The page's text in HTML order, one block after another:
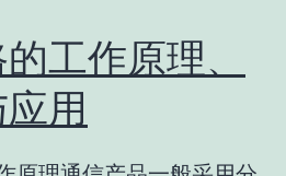
工作原理、
用